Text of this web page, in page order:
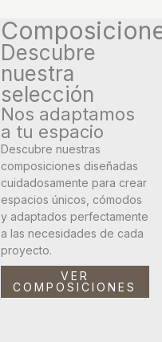
Descubre
nuestra
selección
Nos adaptamos
a tu espacio
Descubre nuestras
composiciones diseñadas
cuidadosamente para crear
espacios únicos, cómodos
y adaptados perfectamente
a las necesidades de cada
proyecto.
VER
COMPOSICIONES